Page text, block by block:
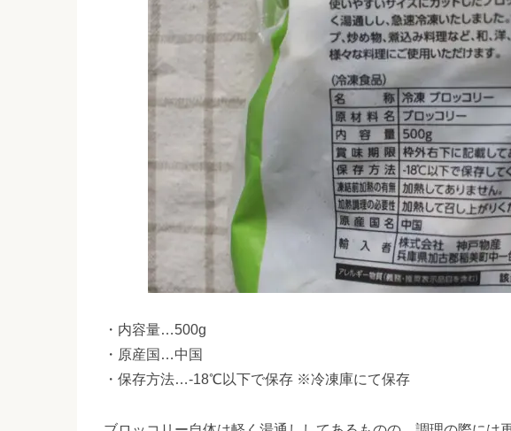
・内容量…500g
・原産国…中国
・保存方法…-18℃以下で保存 ※冷凍庫にて保存